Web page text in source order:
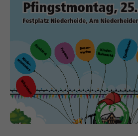
info@yourdomain.com
Lorem ipsum dolor sit amet,
Aenean commodo ligula eget dolor.
natoque penatibus et magnis dis
ridiculus mus. Donec quam felis,